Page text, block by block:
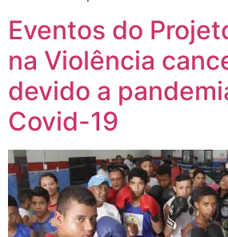
Eventos do
na Violência
devido a
Covid-19